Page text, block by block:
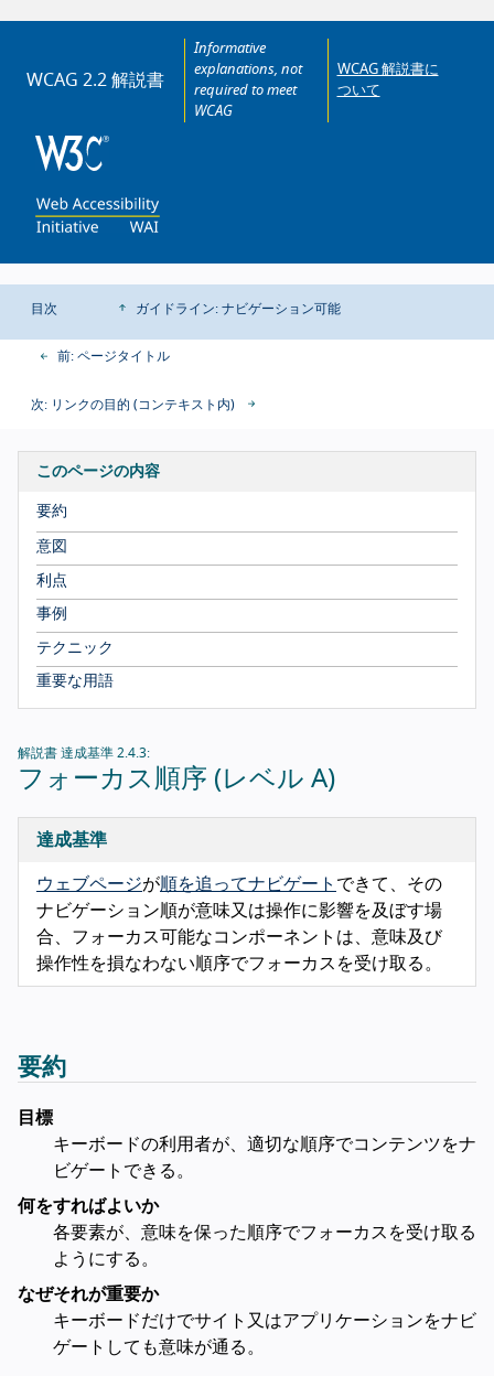
WCAG 2.2 解説書
Informative
explanations, not
required to meet
WCAG
WCAG 解説書に
ついて
目次 ガイドライン: ナビゲーション可能
前: ページタイトル
次: リンクの目的 (コンテキスト内)
このページの内容
要約
意図
利点
事例
テクニック
重要な用語
解説書 達成基準 2.4.3:
フォーカス順序 (レベル A)
達成基準
ウェブページが順を追ってナビゲート できて、その
ナビゲーション順が意味又は操作に影響を及ぼす場
合、フォーカス可能なコンポーネントは、意味及び
操作性を損なわない順序でフォーカスを受け取る。
要約
目標
キーボードの利用者が、適切な順序でコンテンツをナ
ビゲートできる。
何をすればよいか
各要素が、意味を保った順序でフォーカスを受け取る
ようにする。
なぜそれが重要か
キーボードだけでサイト又はアプリケーションをナビ
ゲートしても意味が通る。